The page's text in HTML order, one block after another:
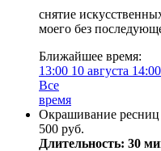
снятие
моего без
Ближайшее время:
13:00 10 августа 14:00
Все
время
Окрашивание ресниц
500 руб.
Длительность: 30